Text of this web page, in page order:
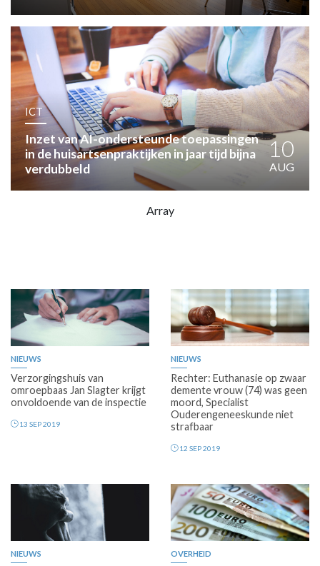
TARIEVEN
VPHUISARTSEN
MEDISCHE VAKHANDEL
INLOGGEN
REGISTRATIE
ICT
Inzet van AI-ondersteunde toepassingen
in de huisartsenpraktijken in jaar tijd bijna
verdubbeld
10
AUG
Array
NIEUWS
Verzorgingshuis van
omroepbaas Jan Slagter krijgt
onvoldoende van de inspectie
13 SEP 2019
NIEUWS
Rechter: Euthanasie op zwaar
demente vrouw (74) was geen
moord, Specialist
Ouderengeneeskunde niet
strafbaar
12 SEP 2019
NIEUWS OVERHEID